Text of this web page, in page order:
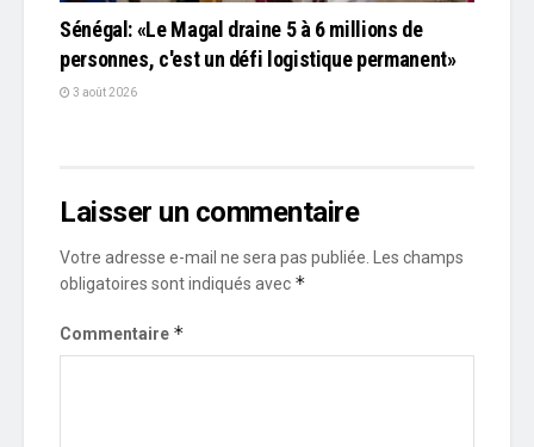
Sénégal: «Le Magal draine 5 à 6 millions de
personnes, c'est un défi logistique permanent»
3 août 2026
Laisser un commentaire
Votre adresse e-mail ne sera pas publiée. Les champs
obligatoires sont indiqués avec *
Commentaire *